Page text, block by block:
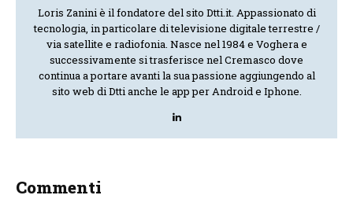
Loris Zanini è il fondatore del sito Dtti.it. Appassionato di
tecnologia, in particolare di televisione digitale terrestre /
via satellite e radiofonia. Nasce nel 1984 e Voghera e
successivamente si trasferisce nel Cremasco dove
continua a portare avanti la sua passione aggiungendo al
sito web di Dtti anche le app per Android e Iphone.
Commenti